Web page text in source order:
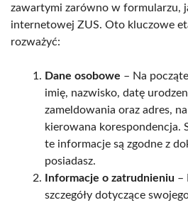
zawartymi zarówno w formularzu,
internetowej ZUS. Oto kluczowe
rozważyć:
Dane osobowe – Na
imię, nazwisko, datę
zameldowania oraz adres,
kierowana korespondencja.
te informacje są zgodne z
posiadasz.
Informacje o zatrudnieniu –
szczegóły dotyczące